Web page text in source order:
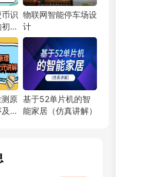
识
步
就
物联网智能停车场设
计
原
电
基于52单片机的智
能家居（仿真讲解）
剩余3天
预约占座
剩余3天
即将报满
剩余3天
预约占座
剩余3天
即将报满
剩余3天
预约占座
剩余3天
预约占座
剩余3天
即将报满
剩余3天
预约占座